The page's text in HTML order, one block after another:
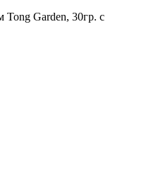
Tong Garden, 30гр. с